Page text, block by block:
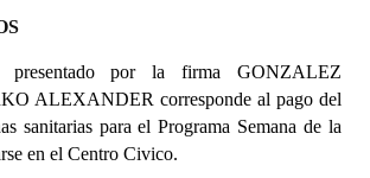
Letrada
presentado por la firma GONZALEZ
ALEXANDER corresponde al pago del
sanitarias para el Programa Semana de la
en el Centro Civico.